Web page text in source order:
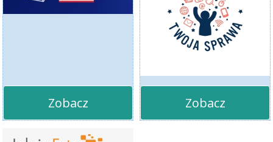
Zobacz Zobacz